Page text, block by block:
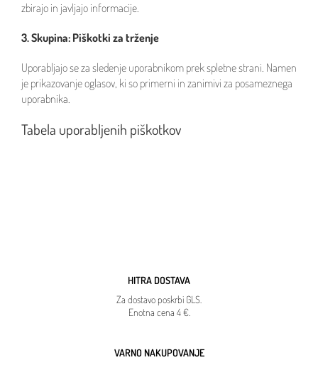
zbirajo in javljajo informacije.
3. Skupina: Piškotki za trženje
Uporabljajo se za sledenje uporabnikom prek spletne strani. Namen
je prikazovanje oglasov, ki so primerni in zanimivi za posameznega
uporabnika.
Tabela uporabljenih piškotkov
HITRA DOSTAVA
Za dostavo poskrbi GLS.
Enotna cena 4 €.
VARNO NAKUPOVANJE